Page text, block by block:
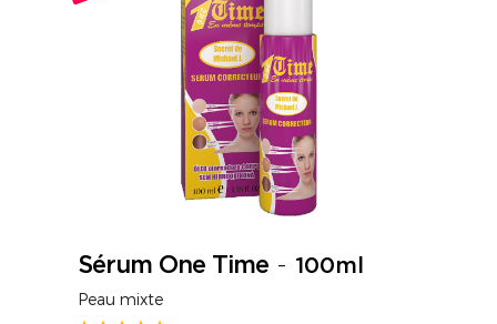
Sérum One Time- 100ml
Peau mixte